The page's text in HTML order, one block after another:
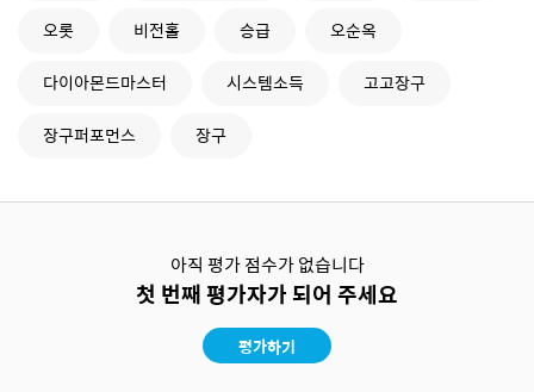
오롯
비전홀 승급
오순옥
다이아몬드마스터
시스템소득
고고장구
장구퍼포먼스
장구
아직 평가 점수가 없습니다
첫 번째 평가자가 되어 주세요
평가하기